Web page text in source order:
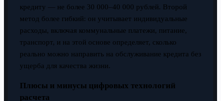
кредиту — не более 30 000–40 000 рублей. Второй
метод более гибкий: он учитывает индивидуальные
расходы, включая коммунальные платежи, питание,
транспорт, и на этой основе определяет, сколько
реально можно направить на обслуживание кредита без
ущерба для качества жизни.
Плюсы и минусы цифровых технологий
расчета